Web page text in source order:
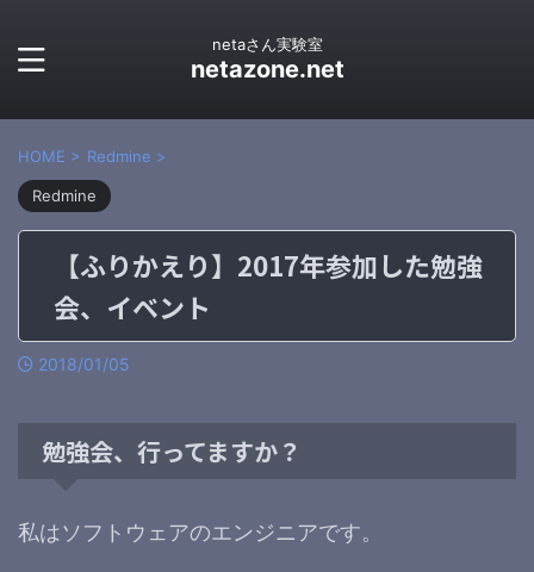
netaさん実験室
netazone.net
HOME > Redmine >
Redmine
【ふりかえり】2017年参加した勉強
会、イベント
2018/01/05
勉強会、行ってますか？
私はソフトウェアのエンジニアです。